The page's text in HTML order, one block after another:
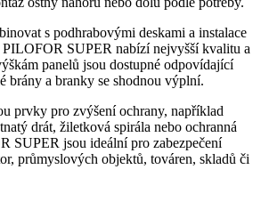
s podhrabovými deskami a instalace
PILOFOR SUPER nabízí nejvyšší kvalitu a
panelů jsou dostupné odpovídající
brány a branky se shodnou výplní.
prvky pro zvýšení ochrany, například
drát, žiletková spirála nebo ochranná
SUPER jsou ideální pro zabezpečení
průmyslových objektů, továren, skladů či